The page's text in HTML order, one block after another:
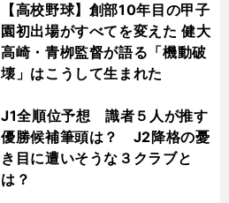
【高校野球】創部10年目の甲子
園初出場がすべてを変えた 健大
高崎・青栁監督が語る「機動破
壊」はこうして生まれた
J1全順位予想 識者５人が推す
優勝候補筆頭は？ J2降格の憂
き目に遭いそうな３クラブと
は？